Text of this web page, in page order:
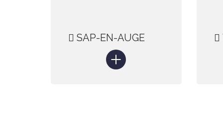
SAP-EN-AUGE